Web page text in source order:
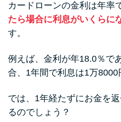
カードローンの金利は年率
たら場合に利息がいくらに
す。
例えば、金利が年18.0％で
合、1年間で利息は1万8000
では、1年経たずにお金を
るのでしょう？